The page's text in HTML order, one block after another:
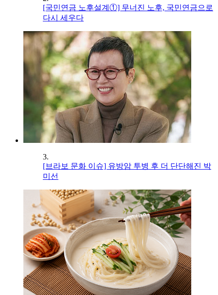
[국민연금 노후설계①] 무너진 노후, 국민연금으로
다시 세우다
3.
[브라보 문화 이슈] 유방암 투병 후 더 단단해진 박
미선